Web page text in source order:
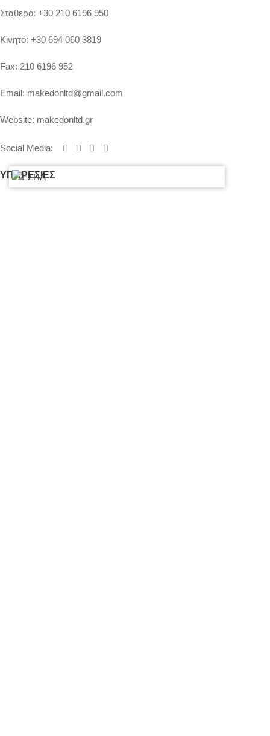
Σταθερό: +30 210 6196 950
Κινητό: +30 694 060 3819
Fax: 210 6196 952
Email: makedonltd@gmail.com
Website: makedonltd.gr
Social Media:
ΥΠΗΡΕΣΙΕΣ